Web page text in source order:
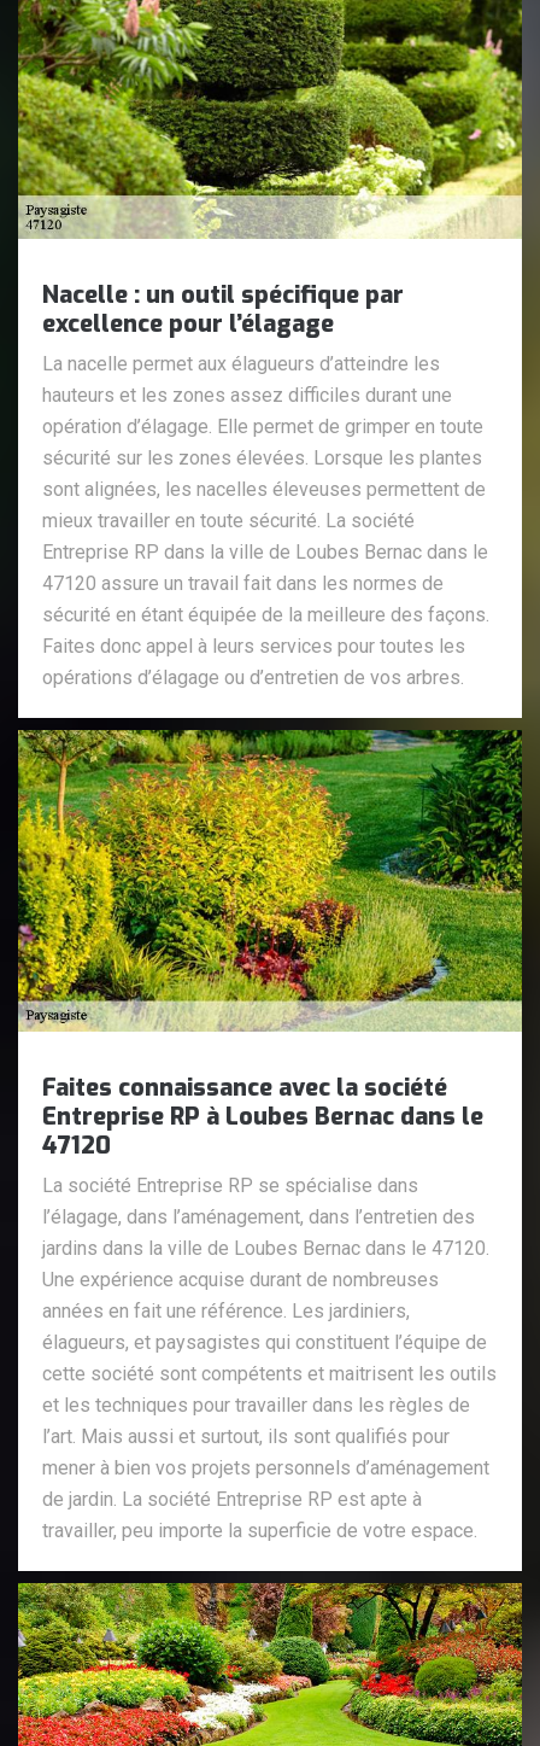
Nacelle : un outil spécifique par
excellence pour l’élagage
La nacelle permet aux élagueurs d’atteindre les
hauteurs et les zones assez difficiles durant une
opération d’élagage. Elle permet de grimper en toute
sécurité sur les zones élevées. Lorsque les plantes
sont alignées, les nacelles éleveuses permettent de
mieux travailler en toute sécurité. La société
Entreprise RP dans la ville de Loubes Bernac dans le
47120 assure un travail fait dans les normes de
sécurité en étant équipée de la meilleure des façons.
Faites donc appel à leurs services pour toutes les
opérations d’élagage ou d’entretien de vos arbres.
Faites connaissance avec la société
Entreprise RP à Loubes Bernac dans le
47120
La société Entreprise RP se spécialise dans
l’élagage, dans l’aménagement, dans l’entretien des
jardins dans la ville de Loubes Bernac dans le 47120.
Une expérience acquise durant de nombreuses
années en fait une référence. Les jardiniers,
élagueurs, et paysagistes qui constituent l’équipe de
cette société sont compétents et maitrisent les outils
et les techniques pour travailler dans les règles de
l’art. Mais aussi et surtout, ils sont qualifiés pour
mener à bien vos projets personnels d’aménagement
de jardin. La société Entreprise RP est apte à
travailler, peu importe la superficie de votre espace.